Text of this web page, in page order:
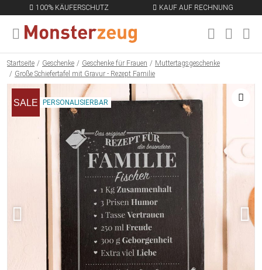
100% KÄUFERSCHUTZ KAUF AUF RECHNUNG
MENÜ SCHLIESSEN
Startseite Geschenke Geschenke für Frauen
Muttertagsgeschenke
Große Schiefertafel mit Gravur - Rezept Familie
SALE PERSONALISIERBAR